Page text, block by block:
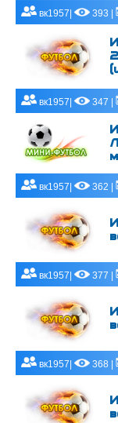
вк1957| 393 |
вк1957| 347 |
вк1957| 362 |
вк1957| 377 |
вк1957| 368 |